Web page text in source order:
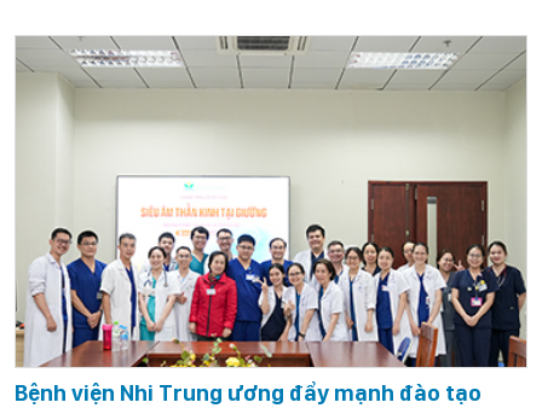
Bệnh viện Nhi Trung ương đẩy mạnh đào tạo